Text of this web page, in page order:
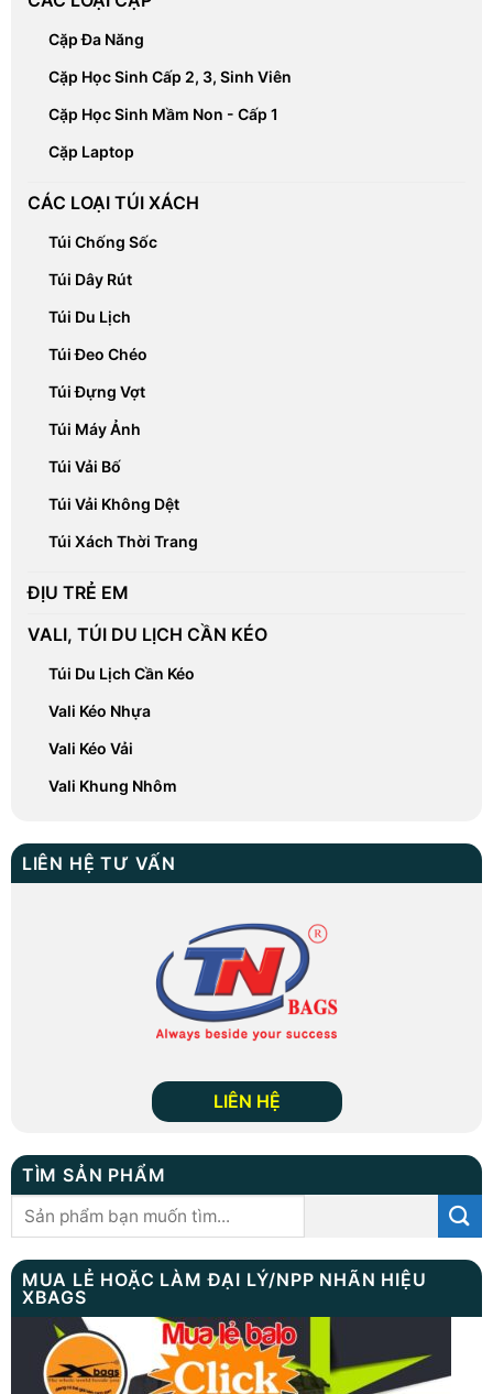
Cặp Đa Năng
Cặp Học Sinh Cấp 2, 3, Sinh Viên
Cặp Học Sinh Mầm Non - Cấp 1
Cặp Laptop
CÁC LOẠI TÚI XÁCH
Túi Chống Sốc
Túi Dây Rút
Túi Du Lịch
Túi Đeo Chéo
Túi Đựng Vợt
Túi Máy Ảnh
Túi Vải Bố
Túi Vải Không Dệt
Túi Xách Thời Trang
ĐỊU TRẺ EM
VALI, TÚI DU LỊCH CẦN KÉO
Túi Du Lịch Cần Kéo
Vali Kéo Nhựa
Vali Kéo Vải
Vali Khung Nhôm
LIÊN HỆ TƯ VẤN
LIÊN HỆ
TÌM SẢN PHẨM
Tìm
MUA LẺ HOẶC LÀM ĐẠI LÝ/NPP NHÃN HIỆU
XBAGS